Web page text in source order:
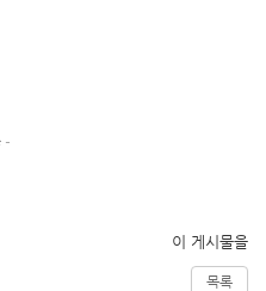
이 게시물을
목록